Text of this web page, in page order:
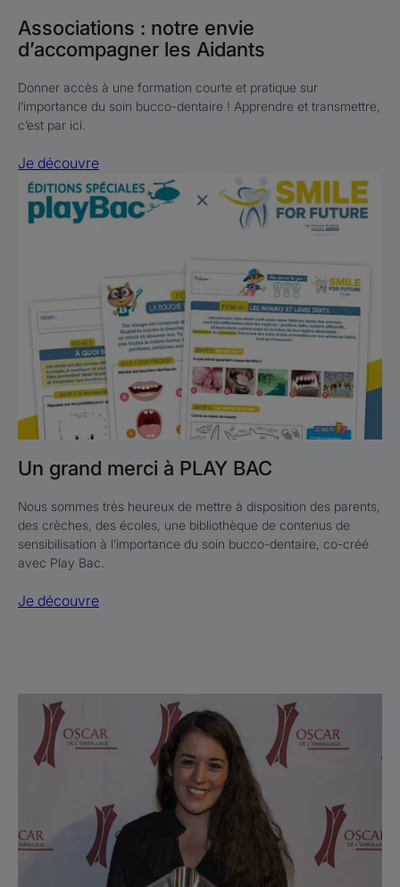
Associations : notre envie
d’accompagner les Aidants
Donner accès à une formation courte et pratique sur
l’importance du soin bucco-dentaire ! Apprendre et transmettre,
c’est par ici.
Je découvre
Je
découvre
Un
PLAY
Un grand merci à PLAY BAC
Nous sommes très heureux de mettre à disposition des parents,
des crèches, des écoles, une bibliothèque de contenus de
sensibilisation à l’importance du soin bucco-dentaire, co-créé
avec Play Bac.
Je découvre
découvre
Oscar